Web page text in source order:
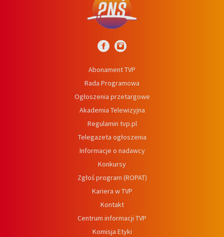
Abonament TVP
Rada Programowa
Ogłoszenia przetargowe
Akademia Telewizyjna
Regulamin tvp.pl
Telegazeta ogłoszenia
Informacje o nadawcy
Konkursy
Zgłoś program (ROPAT)
Kariera w TVP
Kontakt
Centrum informacji TVP
Komisja Etyki